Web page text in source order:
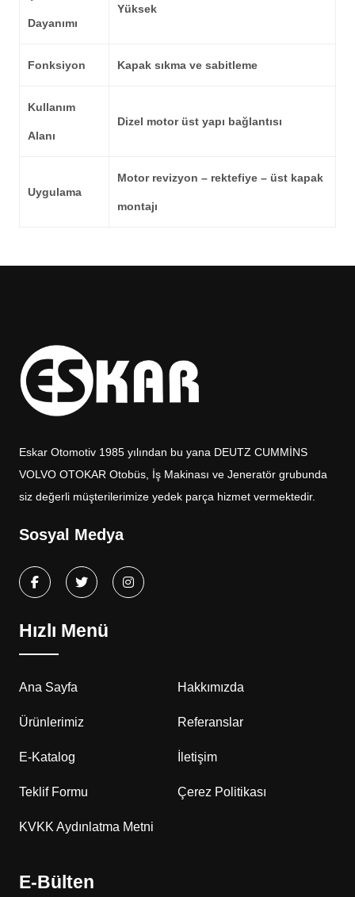
Dayanımı
Yüksek
Fonksiyon Kapak sıkma ve sabitleme
Kullanım
Alanı
Dizel motor üst yapı bağlantısı
Uygulama
Motor revizyon – rektefiye – üst kapak
montajı
Eskar Otomotiv 1985 yılından bu yana DEUTZ CUMMİNS
VOLVO OTOKAR Otobüs, İş Makinası ve Jeneratör grubunda
siz değerli müşterilerimize yedek parça hizmet vermektedir.
Sosyal Medya
Hızlı Menü
Ana Sayfa Hakkımızda
Ürünlerimiz Referanslar
E-Katalog İletişim
Teklif Formu Çerez Politikası
KVKK Aydınlatma Metni
E-Bülten